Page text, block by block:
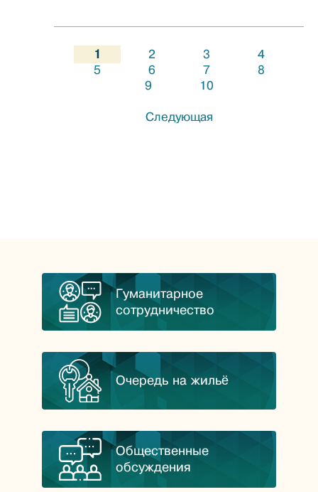
1 2 3
4
5
6 7
8
9
10
Следующая
Гуманитарное
сотрудничество
Очередь на жильё
Общественные
обсуждения